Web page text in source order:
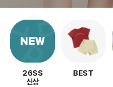
26SS
신상
BEST